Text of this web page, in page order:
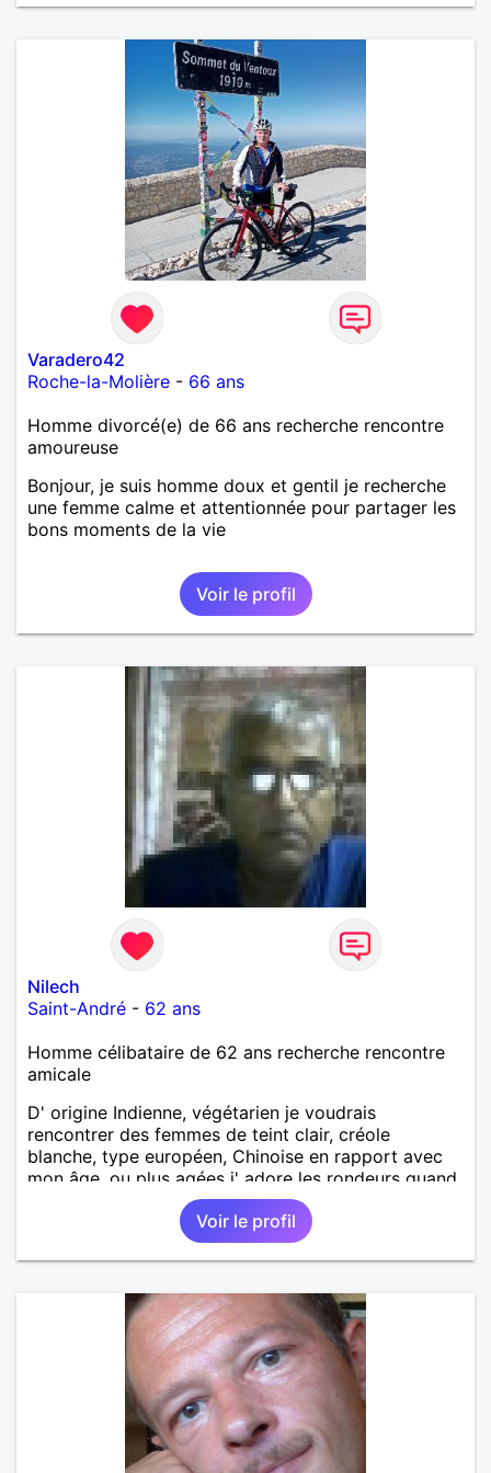
Varadero42
Roche-la-Molière - 66 ans
Homme divorcé(e) de 66 ans recherche rencontre
amoureuse
Bonjour, je suis homme doux et gentil je recherche
une femme calme et attentionnée pour partager les
bons moments de la vie
Voir le profil
Nilech
Saint-André - 62 ans
Homme célibataire de 62 ans recherche rencontre
amicale
D' origine Indienne, végétarien je voudrais
rencontrer des femmes de teint clair, créole
blanche, type européen, Chinoise en rapport avec
mon âge, ou plus agées j' adore les rondeurs quand
elles sont mises en valeur,pour aventure suivie, se
voir chez moi, se voir régulièrement si on le désire
tous les deux, une relation simple, sans engagement
le temps qu' on le souhaite
Voir le profil